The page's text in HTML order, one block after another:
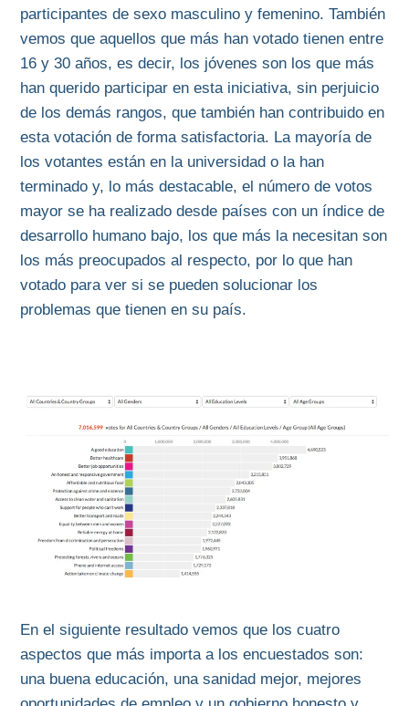
participantes de sexo masculino y femenino. También
vemos que aquellos que más han votado tienen entre
16 y 30 años, es decir, los jóvenes son los que más
han querido participar en esta iniciativa, sin perjuicio
de los demás rangos, que también han contribuido en
esta votación de forma satisfactoria. La mayoría de
los votantes están en la universidad o la han
terminado y, lo más destacable, el número de votos
mayor se ha realizado desde países con un índice de
desarrollo humano bajo, los que más la necesitan son
los más preocupados al respecto, por lo que han
votado para ver si se pueden solucionar los
problemas que tienen en su país.
En el siguiente resultado vemos que los cuatro
aspectos que más importa a los encuestados son:
una buena educación, una sanidad mejor, mejores